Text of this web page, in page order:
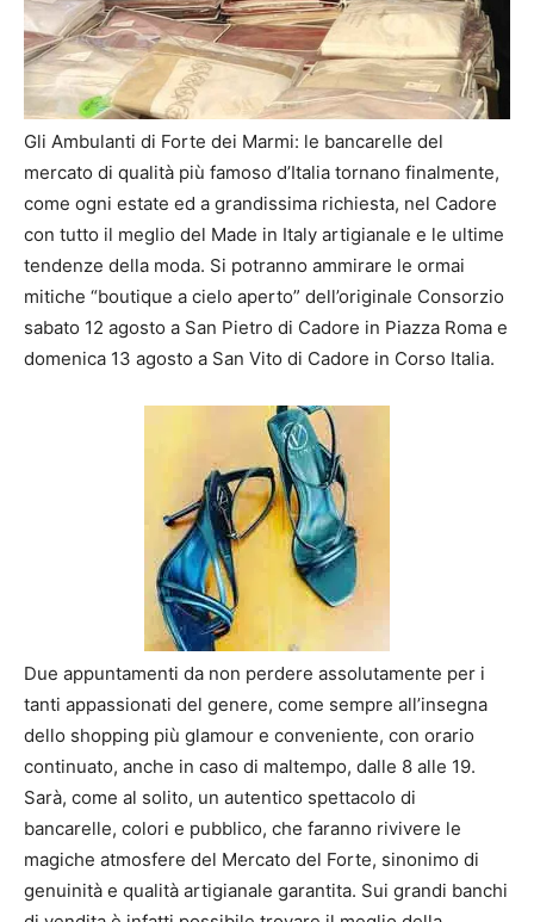
Gli Ambulanti di Forte dei Marmi: le bancarelle del
mercato di qualità più famoso d’Italia tornano finalmente,
come ogni estate ed a grandissima richiesta, nel Cadore
con tutto il meglio del Made in Italy artigianale e le ultime
tendenze della moda. Si potranno ammirare le ormai
mitiche “boutique a cielo aperto” dell’originale Consorzio
sabato 12 agosto a San Pietro di Cadore in Piazza Roma e
domenica 13 agosto a San Vito di Cadore in Corso Italia.
Due appuntamenti da non perdere assolutamente per i
tanti appassionati del genere, come sempre all’insegna
dello shopping più glamour e conveniente, con orario
continuato, anche in caso di maltempo, dalle 8 alle 19.
Sarà, come al solito, un autentico spettacolo di
bancarelle, colori e pubblico, che faranno rivivere le
magiche atmosfere del Mercato del Forte, sinonimo di
genuinità e qualità artigianale garantita. Sui grandi banchi